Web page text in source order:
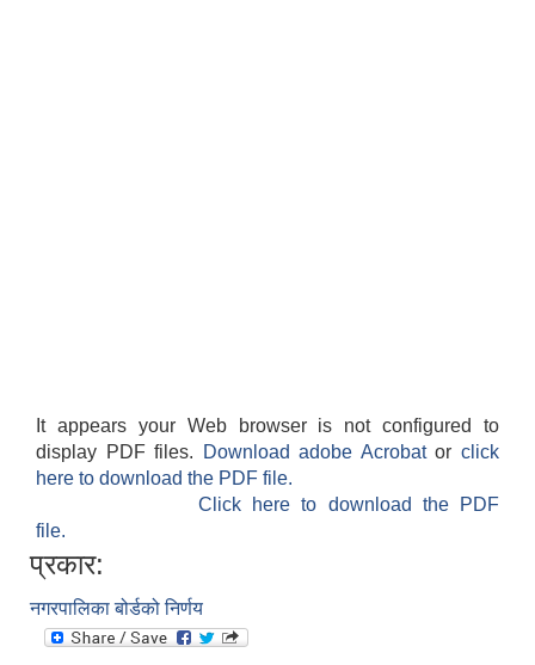
It appears your Web browser is not configured to
display PDF files.
Download adobe Acrobatorclick
here to download the PDF file.
Click here to download the PDF
file.
प्रकार:
नगरपालिका बोर्डको निर्णय